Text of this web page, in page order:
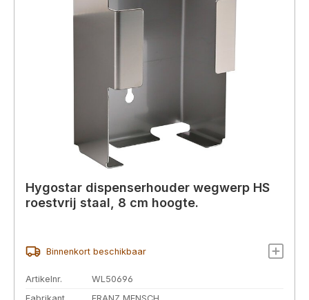
Hygostar dispenserhouder wegwerp HS
roestvrij staal, 8 cm hoogte.
Binnenkort beschikbaar
Artikelnr.
WL50696